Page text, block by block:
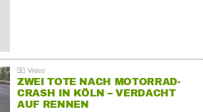
ZWEI TOTE NACH MOTORRAD-
CRASH IN KÖLN – VERDACHT
AUF RENNEN